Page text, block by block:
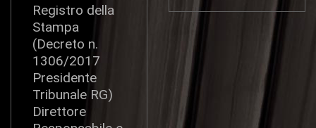
Registro della
Stampa
(Decreto n.
1306/2017
Presidente
Tribunale RG)
Direttore